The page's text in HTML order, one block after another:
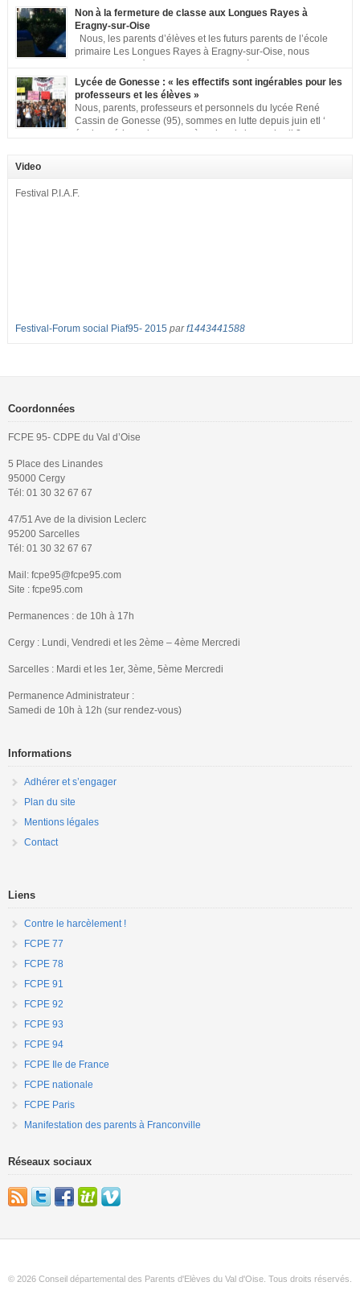
met à votre disposition ce kit de mobilisation comprenant : 1 affiche
appelant […]
Non à la fermeture de classe aux Longues Rayes à
Eragny-sur-Oise
Nous, les parents d’élèves et les futurs parents de l’école
primaire Les Longues Rayes à Eragny-sur-Oise, nous
classe aux Longues Rayes ». Non à la dégradation continue des conditions
d’accueil et d’apprentissage de nos enfants à l’école primaire. Chaque
enfant a droit à […]
Lycée de Gonesse : « les effectifs sont ingérables pour les
professeurs et les élèves »
Nous, parents, professeurs et personnels du lycée René
Cassin de Gonesse (95), sommes en lutte depuis juin etl ‘
équipe pédagogique en grève depuis le vendredi 2
nombreuses classes de première et […]
Video
Festival P.I.A.F.
Festival-Forum social Piaf95- 2015 parf1443441588
Coordonnées
FCPE 95- CDPE du Val d’Oise
5 Place des Linandes
95000 Cergy
Tél: 01 30 32 67 67
47/51 Ave de la division Leclerc
95200 Sarcelles
Tél: 01 30 32 67 67
Mail: fcpe95@fcpe95.com
Site : fcpe95.com
Permanences : de 10h à 17h
Cergy : Lundi, Vendredi et les 2ème – 4ème Mercredi
Sarcelles : Mardi et les 1er, 3ème, 5ème Mercredi
Permanence Administrateur :
Samedi de 10h à 12h (sur rendez-vous)
Informations
Adhérer et s’engager
Plan du site
Mentions légales
Contact
Liens
Contre le harcèlement !
FCPE 77
FCPE 78
FCPE 91
FCPE 92
FCPE 93
FCPE 94
FCPE Ile de France
FCPE nationale
FCPE Paris
Manifestation des parents à Franconville
Réseaux sociaux
© 2026 Conseil départemental des Parents d'Elèves du Val d'Oise. Tous droits réservés.